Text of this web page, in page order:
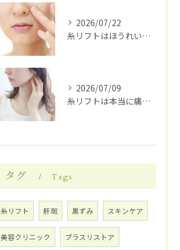
2026/07/22
糸リフトはほうれい線に効果がある？改善の仕組み・持続期間・向いている人を徹底解説
2026/07/09
糸リフトは本当に痛い？施術中・術後の痛みの原因・対処法とダウンタイムの過ごし方を解説
タグ Tags
糸リフト 肝斑 黒ずみ スキンケア
美容クリニック プラスリストア